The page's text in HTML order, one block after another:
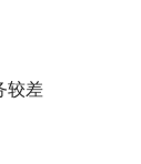
较差